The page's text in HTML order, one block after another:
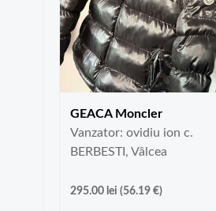
GEACA Moncler
Vanzator: ovidiu ion c.
BERBESTI, Vâlcea
295.00 lei (56.19 €)